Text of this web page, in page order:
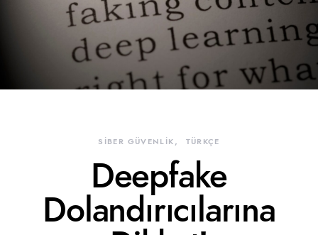
SİBER GÜVENLİK TÜRKÇE
Deepfake
Dolandırıcılarına